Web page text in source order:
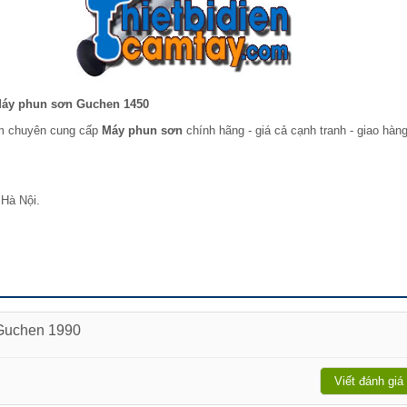
phun sơn Guchen 1450
chuyên cung cấp Máy phun sơn chính hãng - giá cả cạnh tranh - giao hàng
Nội.
1990
Viết đánh giá